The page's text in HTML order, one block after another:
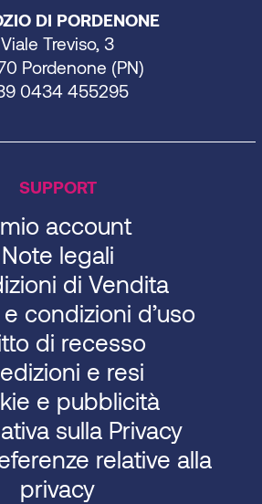
DI PORDENONE
Viale Treviso, 3
Pordenone (PN)
0434 455295
SUPPORT
account
Note legali
di Vendita
condizioni d’uso
di recesso
e resi
e pubblicità
sulla Privacy
relative alla
privacy